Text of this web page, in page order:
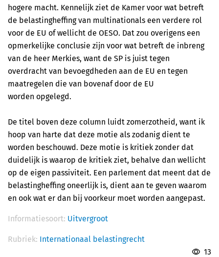
hogere macht. Kennelijk ziet de Kamer voor wat betreft
de belastingheffing van multinationals een verdere rol
voor de EU of wellicht de OESO. Dat zou overigens een
opmerkelijke conclusie zijn voor wat betreft de inbreng
van de heer Merkies, want de SP is juist tegen
overdracht van bevoegdheden aan de EU en tegen
maatregelen die van bovenaf door de EU
worden opgelegd.
De titel boven deze column luidt zomerzotheid, want ik
hoop van harte dat deze motie als zodanig dient te
worden beschouwd. Deze motie is kritiek zonder dat
duidelijk is waarop de kritiek ziet, behalve dan wellicht
op de eigen passiviteit. Een parlement dat meent dat de
belastingheffing oneerlijk is, dient aan te geven waarom
en ook wat er dan bij voorkeur moet worden aangepast.
Informatiesoort: Uitvergroot
Rubriek: Internationaal belastingrecht
13